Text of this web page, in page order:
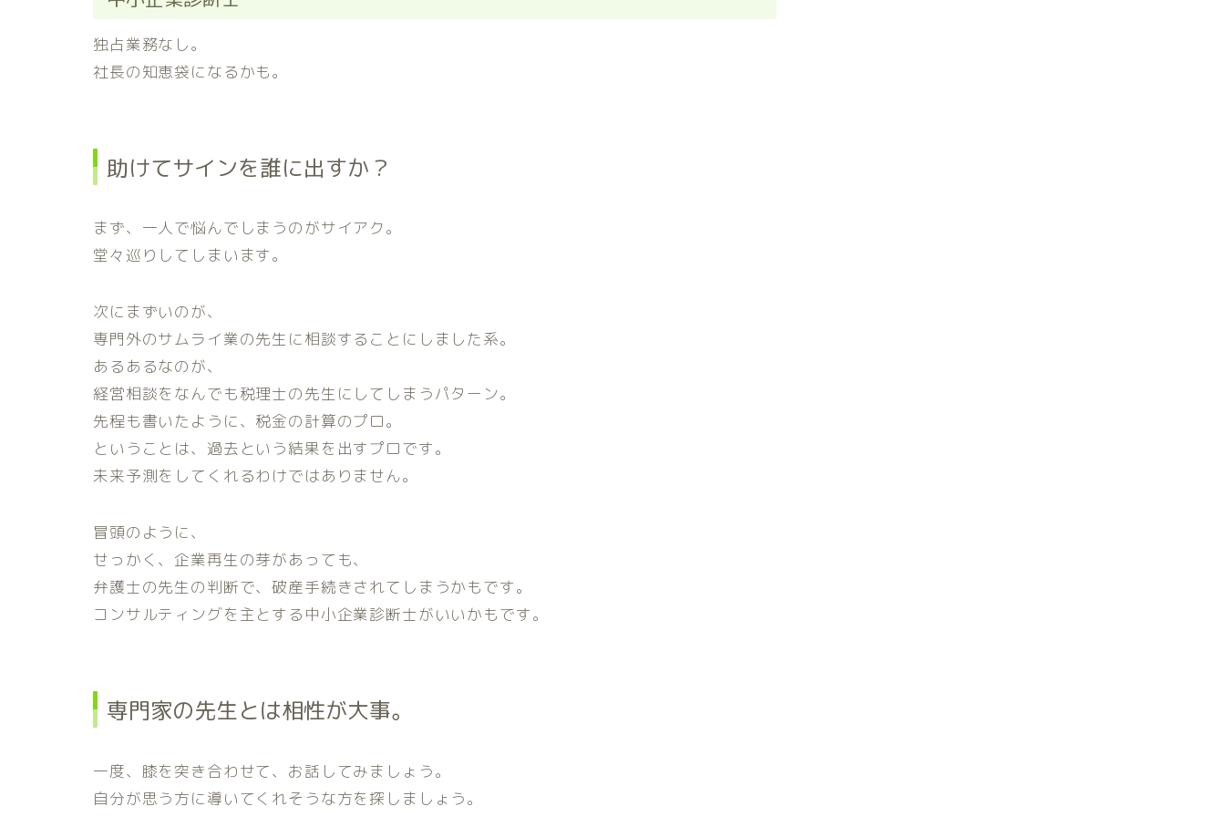
独占業務なし。
社長の知恵袋になるかも。
助けてサインを誰に出すか？
まず、一人で悩んでしまうのがサイアク。
堂々巡りしてしまいます。
次にまずいのが、
専門外のサムライ業の先生に相談することにしました系。
あるあるなのが、
経営相談をなんでも税理士の先生にしてしまうパターン。
先程も書いたように、税金の計算のプロ。
ということは、過去という結果を出すプロです。
未来予測をしてくれるわけではありません。
冒頭のように、
せっかく、企業再生の芽があっても、
弁護士の先生の判断で、破産手続きされてしまうかもです。
コンサルティングを主とする中小企業診断士がいいかもです。
専門家の先生とは相性が大事。
一度、膝を突き合わせて、お話してみましょう。
自分が思う方に導いてくれそうな方を探しましょう。